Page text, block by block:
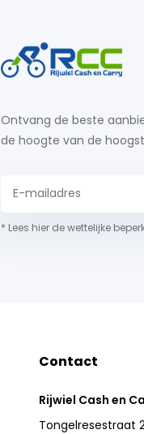
Ontvang de beste
de hoogte van de
* Lees hier de wettelijke
Contact
Rijwiel Cash en
Tongelresestraat